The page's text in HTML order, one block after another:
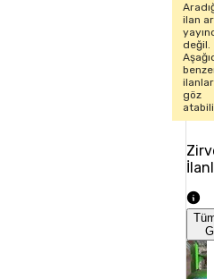
ilan
değil.
göz